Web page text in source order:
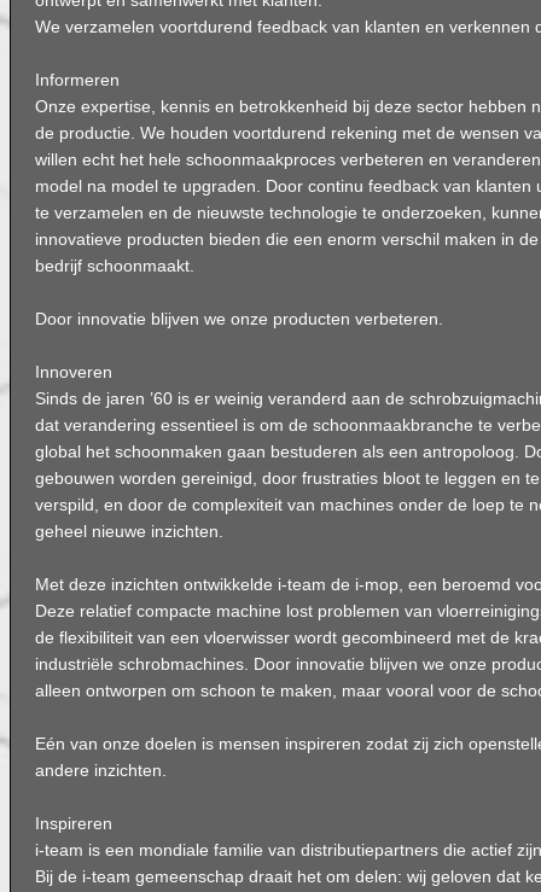
We verzamelen voortdurend feedback van klanten en verkennen
Informeren
Onze expertise, kennis en betrokkenheid bij deze sector hebben
de productie. We houden voortdurend rekening met de wensen
willen echt het hele schoonmaakproces verbeteren en
model na model te upgraden. Door continu feedback van klanten
te verzamelen en de nieuwste technologie te onderzoeken,
innovatieve producten bieden die een enorm verschil maken in
bedrijf schoonmaakt.
Door innovatie blijven we onze producten verbeteren.
Innoveren
Sinds de jaren ’60 is er weinig veranderd aan de
dat verandering essentieel is om de schoonmaakbranche te
global het schoonmaken gaan bestuderen als een antropoloog.
gebouwen worden gereinigd, door frustraties bloot te leggen en
verspild, en door de complexiteit van machines onder de loep te
geheel nieuwe inzichten.
Met deze inzichten ontwikkelde i-team de i-mop, een beroemd
Deze relatief compacte machine lost problemen van
de flexibiliteit van een vloerwisser wordt gecombineerd met de
industriële schrobmachines. Door innovatie blijven we onze
alleen ontworpen om schoon te maken, maar vooral voor de
Eén van onze doelen is mensen inspireren zodat zij zich
andere inzichten.
Inspireren
i-team is een mondiale familie van distributiepartners die actief
Bij de i-team gemeenschap draait het om delen: wij geloven dat